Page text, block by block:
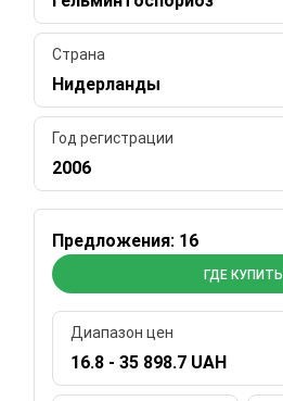
Страна
Нидерланды
Год регистрации
2006
Предложения: 16
ГДЕ КУПИТЬ
Диапазон цен
16.8 - 35 898.7 UAH